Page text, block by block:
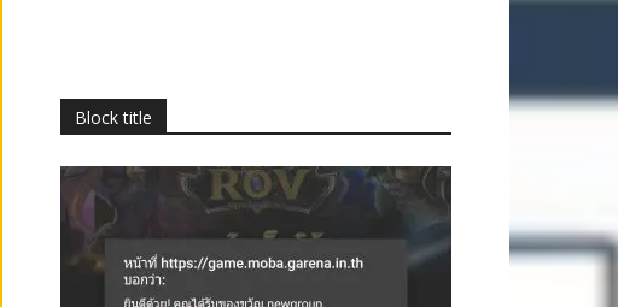
Block title